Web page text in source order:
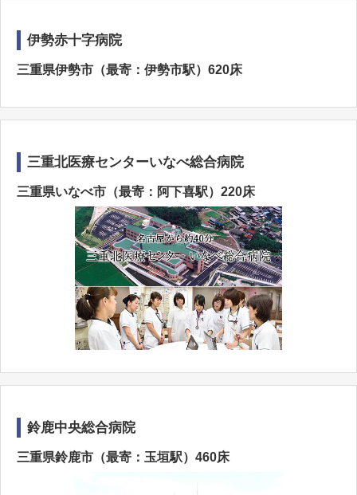
伊勢赤十字病院
三重県伊勢市（最寄：伊勢市駅）620床
三重北医療センターいなべ総合病院
三重県いなべ市（最寄：阿下喜駅）220床
鈴鹿中央総合病院
三重県鈴鹿市（最寄：玉垣駅）460床